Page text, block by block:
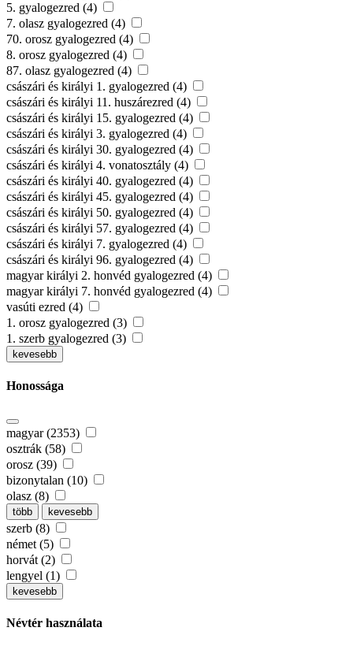
5. gyalogezred (4)
7. olasz gyalogezred (4)
70. orosz gyalogezred (4)
8. orosz gyalogezred (4)
87. olasz gyalogezred (4)
császári és királyi 1. gyalogezred (4)
császári és királyi 11. huszárezred (4)
császári és királyi 15. gyalogezred (4)
császári és királyi 3. gyalogezred (4)
császári és királyi 30. gyalogezred (4)
császári és királyi 4. vonatosztály (4)
császári és királyi 40. gyalogezred (4)
császári és királyi 45. gyalogezred (4)
császári és királyi 50. gyalogezred (4)
császári és királyi 57. gyalogezred (4)
császári és királyi 7. gyalogezred (4)
császári és királyi 96. gyalogezred (4)
magyar királyi 2. honvéd gyalogezred (4)
magyar királyi 7. honvéd gyalogezred (4)
vasúti ezred (4)
1. orosz gyalogezred (3)
1. szerb gyalogezred (3)
kevesebb
Honossága
magyar (2353)
osztrák (58)
orosz (39)
bizonytalan (10)
olasz (8)
több kevesebb
szerb (8)
német (5)
horvát (2)
lengyel (1)
kevesebb
Névtér használata